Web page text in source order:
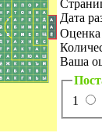
Дата
Оценка
Ваша
1